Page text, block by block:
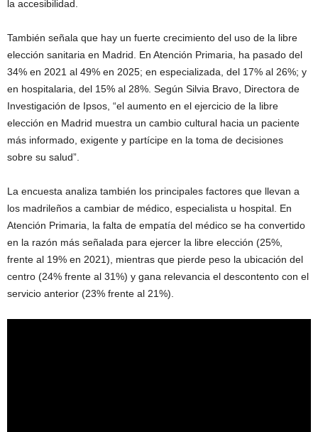
la accesibilidad.
También señala que hay un fuerte crecimiento del uso de la libre
elección sanitaria en Madrid. En Atención Primaria, ha pasado del
34% en 2021 al 49% en 2025; en especializada, del 17% al 26%; y
en hospitalaria, del 15% al 28%. Según Silvia Bravo, Directora de
Investigación de Ipsos, “el aumento en el ejercicio de la libre
elección en Madrid muestra un cambio cultural hacia un paciente
más informado, exigente y partícipe en la toma de decisiones
sobre su salud”.
La encuesta analiza también los principales factores que llevan a
los madrileños a cambiar de médico, especialista u hospital. En
Atención Primaria, la falta de empatía del médico se ha convertido
en la razón más señalada para ejercer la libre elección (25%,
frente al 19% en 2021), mientras que pierde peso la ubicación del
centro (24% frente al 31%) y gana relevancia el descontento con el
servicio anterior (23% frente al 21%).